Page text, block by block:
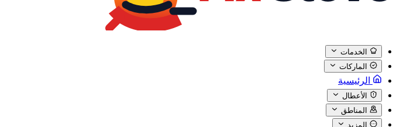
الخدمات
الماركات
الرئيسية
الأعطال
المناطق
المزيد